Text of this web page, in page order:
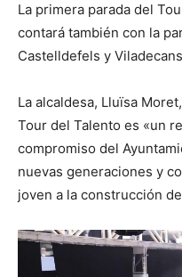
La primera parada del
contará también con la
Castelldefels y
La alcaldesa, Lluïsa
Tour del Talento es «un
compromiso del
nuevas generaciones y
joven a la construcción